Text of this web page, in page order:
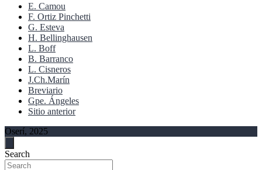
E. Camou
F. Ortiz Pinchetti
G. Esteva
H. Bellinghausen
L. Boff
B. Barranco
L. Cisneros
J.Ch.Marín
Breviario
Gpe. Ángeles
Sitio anterior
Oserí, 2025
Search